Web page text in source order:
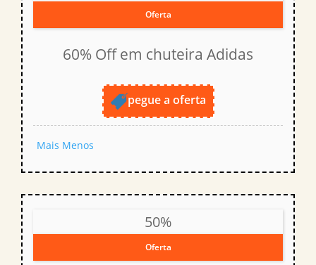
Oferta
60% Off em chuteira Adidas
pegue a oferta
Mais Menos
50%
Oferta